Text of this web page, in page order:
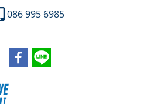
086 995 6985